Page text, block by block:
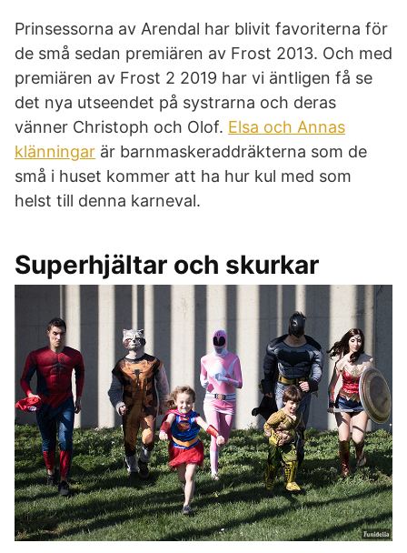
Prinsessorna av Arendal har blivit favoriterna för
de små sedan premiären av Frost 2013. Och med
premiären av Frost 2 2019 har vi äntligen få se
det nya utseendet på systrarna och deras
vänner Christoph och Olof. Elsa och Annas
klänningar är barnmaskeraddräkterna som de
små i huset kommer att ha hur kul med som
helst till denna karneval.
Superhjältar och skurkar